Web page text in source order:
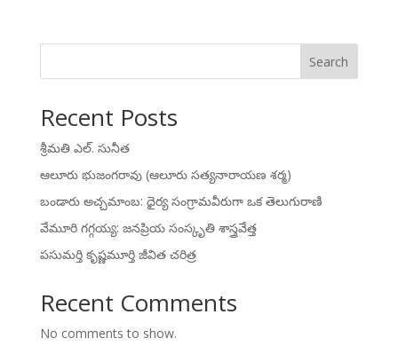
Search
Recent Posts
శ్రీమతి ఎల్. సునీత
ఆలూరు భుజంగరావు (ఆలూరు సత్యనారాయణ శర్మ)
బండారు అచ్చమాంబ: ధైర్య సంగ్రామవీరుగా ఒక తెలుగురాణి
వేమూరి గగ్గయ్య: జనప్రియ సంస్కృతి శాస్త్రవేత్త
పసుమర్తి కృష్ణమూర్తి జీవిత చరిత్ర
Recent Comments
No comments to show.